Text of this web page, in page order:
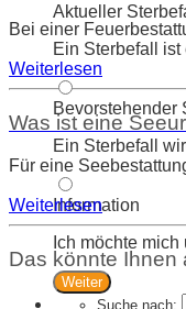
Aktueller
Ein Sterbefall ist
Bevorstehender
Ein Sterbefall
Information
Ich möchte
Weiter
Suche nach:
Bei einer
Weiterlesen
Was ist eine
Für eine
Weiterlesen
Das könnte